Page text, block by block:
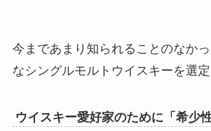
今まであまり知られることのなか
なシングルモルトウイスキーを選定
ウイスキー愛好家のために「希少